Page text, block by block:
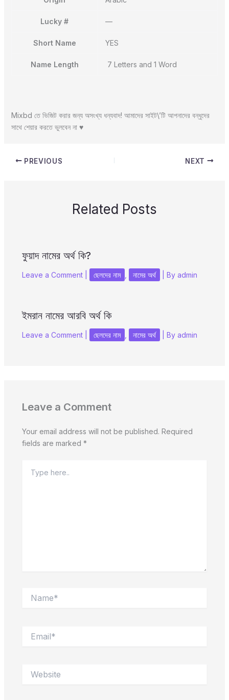
Lucky # —
Short Name YES
Name Length 7 Letters and 1 Word
Mixbd তে ভিজিট করার জন্য অসংখ্য ধন্যবাদ! আমাদের সাইট\’টি আপনাদের বন্ধুদের
সাথে শেয়ার করতে ভুলবেন না ♥️
PREVIOUS NEXT
Related Posts
ফুয়াদ নামের অর্থ কি?
Leave a Comment ছেলদের নাম নামের অর্থ | By admin
ইমরান নামের আরবি অর্থ কি
Leave a Comment ছেলদের নাম নামের অর্থ | By admin
Leave a Comment
Your email address will not be published. Required
fields are marked *
here..